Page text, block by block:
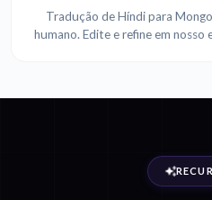
Tradução de Híndi para
humano. Edite e refine em